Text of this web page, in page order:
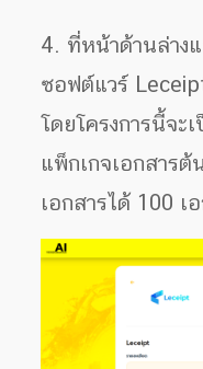
4. ที่หน้าด้านล่าง
ซอฟต์แวร์
โดยโครงการนี้จะ
แพ็กเกจเอกสาร
เอกสารได้ 100 เ